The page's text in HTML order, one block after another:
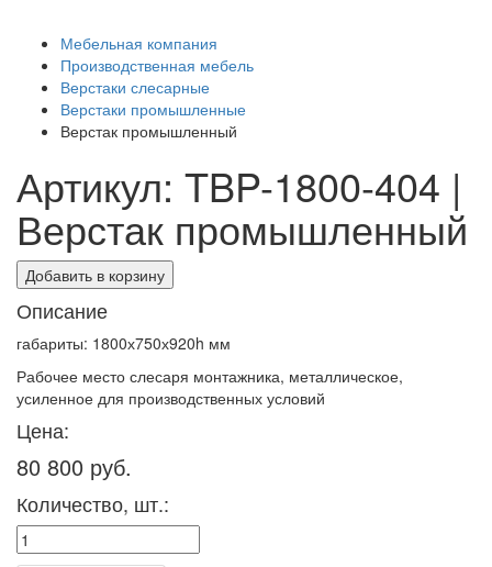
Мебельная компания
Производственная мебель
Верстаки слесарные
Верстаки промышленные
Верстак промышленный
Артикул: TBP-1800-404 |
Верстак промышленный
Добавить в корзину
Описание
габариты: 1800х750х920h мм
Рабочее место слесаря монтажника, металлическое,
усиленное для производственных условий
Цена:
80 800 руб.
Количество, шт.: